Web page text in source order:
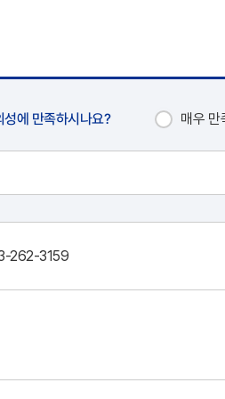
에 만족하시나요? 매우 만
262-3159